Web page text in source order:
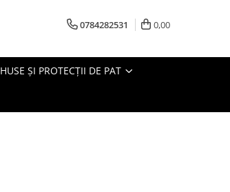
0784282531 0,00
HUSE ȘI PROTECȚII DE PAT